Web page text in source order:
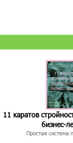
11 каратов
бизнес-
Простая система